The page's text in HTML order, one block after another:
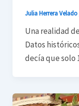
Julia Herrera Velado
Una realidad
Datos
decía que solo